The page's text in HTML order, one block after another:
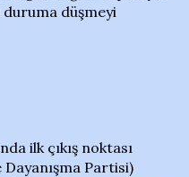
düşmeyi
ilk çıkış noktası
Partisi)